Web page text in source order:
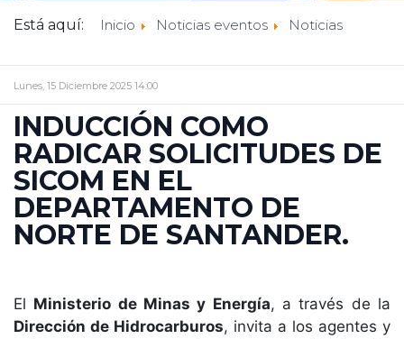
Está aquí: Inicio Noticias eventos Noticias
Lunes, 15 Diciembre 2025 14:00
INDUCCIÓN COMO
RADICAR SOLICITUDES DE
SICOM EN EL
DEPARTAMENTO DE
NORTE DE SANTANDER.
El Ministerio de Minas y Energía, a través de la
Dirección de Hidrocarburos, invita a los agentes y